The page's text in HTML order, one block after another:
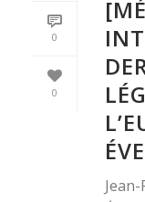
0
0